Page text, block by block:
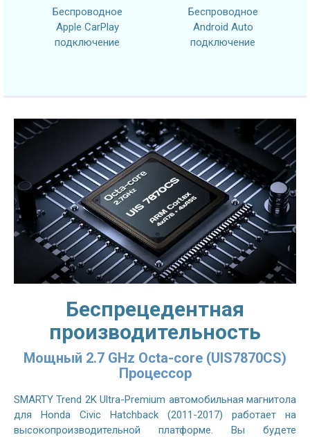
Беспроводное
Apple CarPlay
подключение
Беспроводное
Android Auto
подключение
Беспрецедентная
производительность
Мощный 2.7 GHz Octa-core (UIS7870CS)
Процессор
SMARTY Trend 2K Ultra-Premium автомобильная магнитола
для Honda Civic Hatchback (2011-2017) работает на
высокопроизводительной платформе. Вы будете